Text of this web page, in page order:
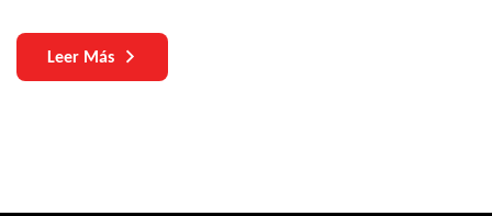
Leer Más